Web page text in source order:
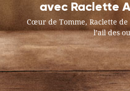
avec Raclette
Cœur de Tomme, Raclette de
l’ail des